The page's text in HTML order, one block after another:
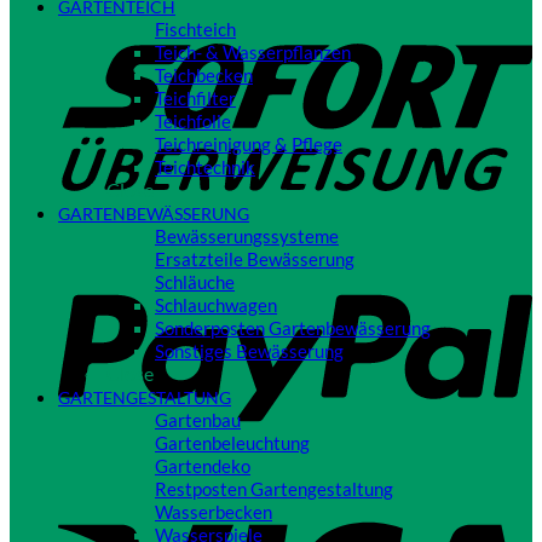
GARTENTEICH
Fischteich
Teich- & Wasserpflanzen
Teichbecken
Teichfilter
Teichfolie
Teichreinigung & Pflege
Teichtechnik
Close
GARTENBEWÄSSERUNG
Bewässerungssysteme
Ersatzteile Bewässerung
Schläuche
Schlauchwagen
Sonderposten Gartenbewässerung
Sonstiges Bewässerung
Close
GARTENGESTALTUNG
Gartenbau
Gartenbeleuchtung
Gartendeko
Restposten Gartengestaltung
Wasserbecken
Wasserspiele